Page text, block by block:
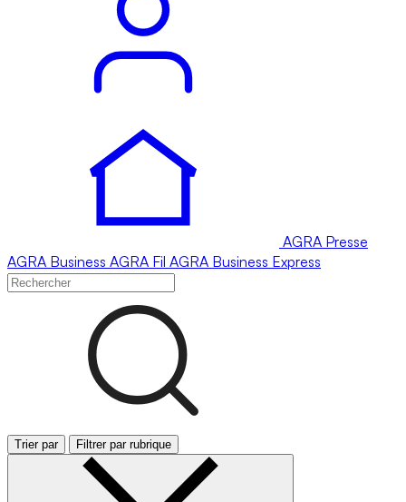
AGRA Presse
AGRA Business AGRA Fil AGRA Business Express
Trier par Filtrer par rubrique